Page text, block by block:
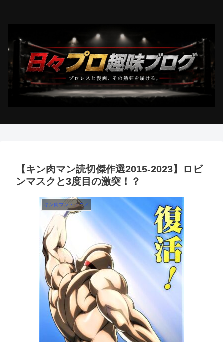
【キン肉マン読切傑作選2015-2023】ロビ
ンマスクと3度目の激突！？
キン肉マン・アニメ